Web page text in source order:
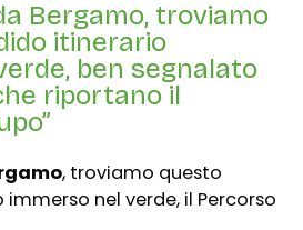
Bergamo, troviamo
itinerario
ben segnalato
riportano il
, troviamo questo
nel verde, il Percorso